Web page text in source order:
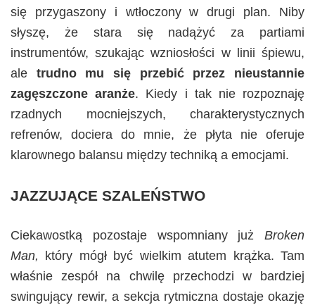
się przygaszony i wtłoczony w drugi plan. Niby
słyszę, że stara się nadążyć za partiami
instrumentów, szukając wzniosłości w linii śpiewu,
ale trudno mu się przebić przez nieustannie
zagęszczone aranże. Kiedy i tak nie rozpoznaję
rzadnych mocniejszych, charakterystycznych
refrenów, dociera do mnie, że płyta nie oferuje
klarownego balansu między techniką a emocjami.
JAZZUJĄCE SZALEŃSTWO
Ciekawostką pozostaje wspomniany już Broken
Man, który mógł być wielkim atutem krążka. Tam
właśnie zespół na chwilę przechodzi w bardziej
swingujący rewir, a sekcja rytmiczna dostaje okazję